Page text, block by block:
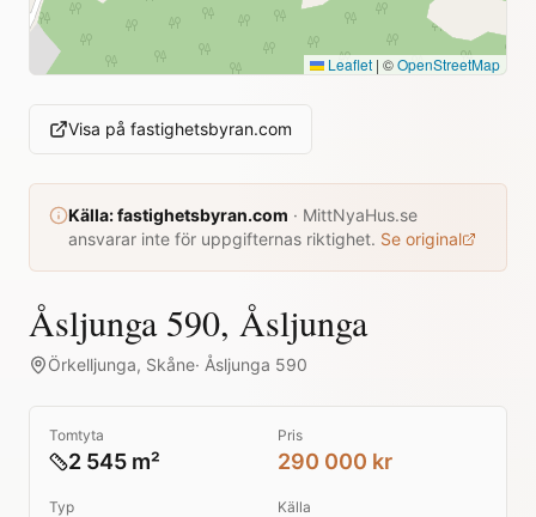
Leaflet | ©OpenStreetMap
Visa på fastighetsbyran.com
Källa:fastighetsbyran.com · MittNyaHus.se
ansvarar inte för uppgifternas riktighet. Se original
Åsljunga 590, Åsljunga
Örkelljunga, Skåne· Åsljunga 590
Tomtyta
2 545 m²
Pris
290 000 kr
Typ Källa